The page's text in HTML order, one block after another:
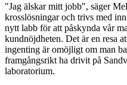
"Jag älskar mitt jobb", säger
krosslösningar och trivs med
nytt labb för att påskynda vår
kundnöjdheten. Det är en resa
ingenting är omöjligt om man
framgångsrikt ha drivit på
laboratorium.